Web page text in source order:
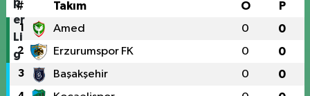
# Takım O P
1 Amed 0 0
2 Erzurumspor FK 0 0
3 Başakşehir 0 0